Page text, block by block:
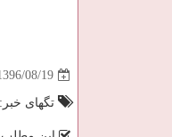
08/19
تگهای خبر: